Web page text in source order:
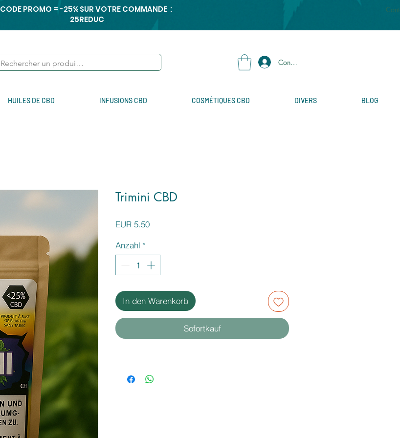
CODE PROMO = -25% SUR VOTRE COMMANDE :
25REDUC
Connexion
HUILES DE CBD INFUSIONS CBD COSMÉTIQUES CBD DIVERS BLOG
Trimini CBD
EUR 5.50Preis
Anzahl *
In den Warenkorb
Sofortkauf